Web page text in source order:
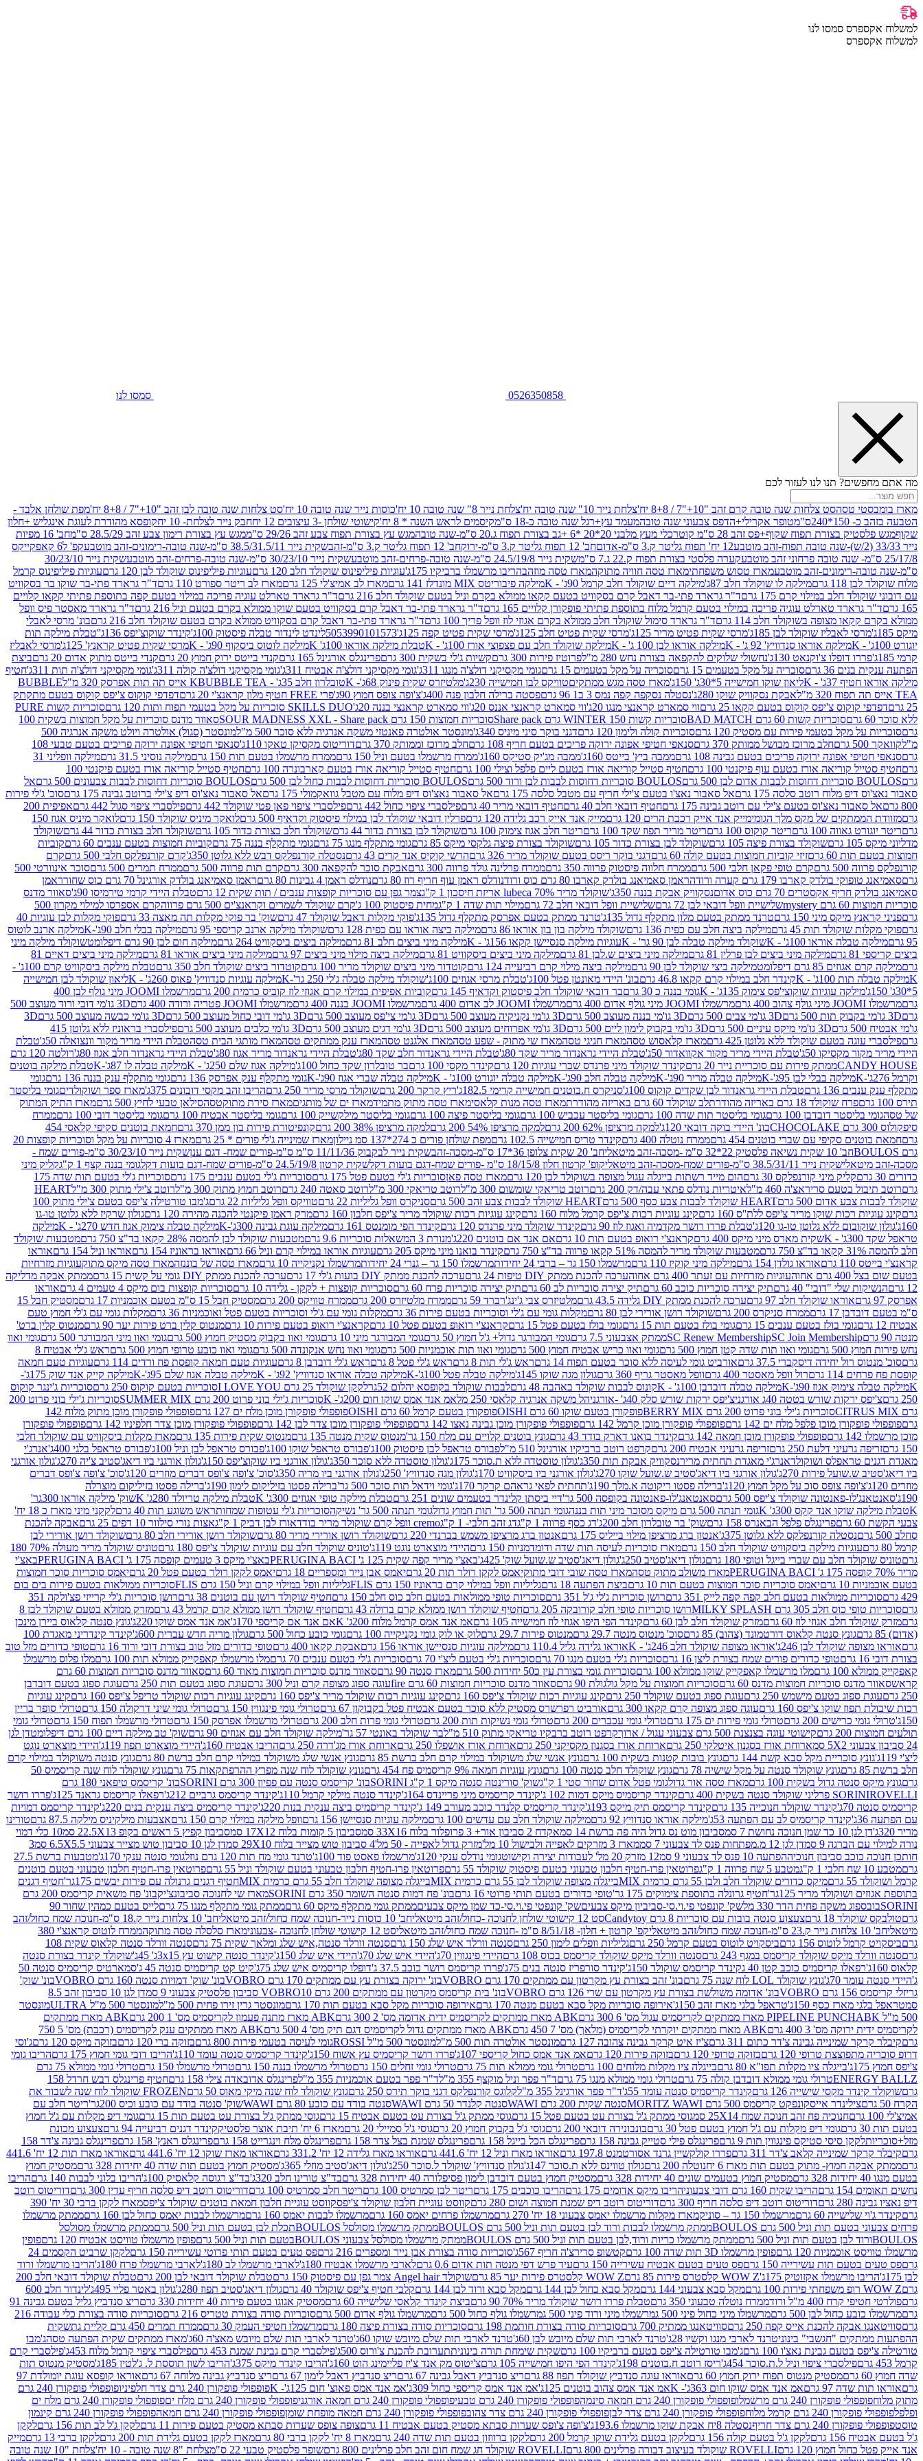
למשלוח אקספרס סמסו לנו
למשלוח אקספרס
0526350858 סמסו לנו
מה אתם מחפשים? תנו לנו לעזור לכם
מארז בומבסטי טסהסט צלחות שנה טובה קרם זהב "10+"7 / 8+8 יח' צלחת נייר 10" שנה טובה יח' צלחת נייר 8" שנה טובה 10 יח' כוסות נייר שנה טובה 10 יח' סט צלחות שנה טובה לבן זהב "10+"7 / 8+8 יח'
מפת שולחן אלבד -
הטבעה בזהב כ- 150*240ס"מ
טופר אקרילי+הדפס צבעוני שנה טובהמעמד עץ+רגל שנה טובה כ-18 ס"מ קיסמים לראש השנה * 8 יח' קישוטי שולחן -3 עיצובים 12 יח חבק נייר לצלחת- 10 יח
קופסא מהודרת לעוגת אינגליש +חלון
שקוףמגש פלסטיק בצורת תפוח שקוף+פס זהב 28 ס"מ קוטר כלי מעץ מלבני 20*20 *6 +גב בצורת תפוח ג.20 ס"מ-שנה טובה מגש עץ בצורת תפוח צבע זהב 29/26 ס"מ מגש עץ בצורת רימון צבע זהב 28.5/29 ס"מ
חב' 16 מפיות
נייר 33/33 (2/ש)-שנה טובה תפוח-זהב מוטבע
12 יח' תפוח גליטר ק.3 ס"מ-אדום חב' 12 תפוח גליטר ק.3 ס"מ-ירוק חב' 12 תפוח גליטר ק.3 ס"מ-זהב שקית נייר 38.5/31.5/11 ס"מ-שנה טובה-רימונים-זהב מוטבע
קפ' ל6 קאפקייקס
25/17/8 ס"מ- שנה טובה פרחוני זהב מוטבע
קערה פלסטי בצורת תפוח ק.22 ג.7 ס"מ שקית נייר 24.5/19/8 ס"מ-שנה טובה-פרחים-זהב מוטבע שקית נייר 30/23/10 ס"מ-שנה טובה-פרחים-זהב מוטבע
שקית נייר 30/23/10
ס"מ-שנה טובה-רימונים-זהב מוטבעמארז טסוש משפחתימארז טסה חוויה מתוקהמארז טסה מוזהבהריבו מרשמלו ברביקיו 175ג' עוגיות פיליפינוס שוקולד חלב 120 גרם עוגיות פיליפינוס שוקולד לבן 120 גרם
עוגיות פיליפינוס קרמל
מלוח שוקולד לבן 118 גרם
מילקה לו שוקולד חלב 87ג' מילקה דיים שוקולד חלב קרמל 90ג' - K מילקה פיבוריטס MIX מונדלז 141 גרם מארז לב אמיצ'לי 125 גרם מארז לב ריטר ספורט 110 גרם
ד"ר גרארד פתי-בר שוקו בר בסקוויט
עם דובוני שוקולד חלב במילוי קרם 175 גרם
ד"ר גרארד פתי-בר דאבל קרם בסקוויט בטעם קקאו ממולא בקרם וניל בטעם שוקולד חלב 216 גרם
ד"ר גרארד טארלט עוגיה פריכה במילוי בטעם קפה בתוספת פתיתי קקאו קלויים
165 גרם
ד"ר גרארד טארלט עוגיה פריכה במילוי בטעם קרמל מלוח בתוספת פתיתי פופקורן קלויים 165 גרם ד"ר גרארד פתי-בר דאבל קרם בסקוויט בטעם שוקו ממולא בקרם בטעם וניל 216 גרם
ד"ר גרארד מאסטר פיס וופל
ממולא בקרם קקאו מצופה בשוקולד חלב 114 גרם
ד"ר גרארד סימול שוקולד חלב ממולא בקרם אגוזי לוז וופל פריך 100 גרם ד"ר גרארד פתי-בר דאבל קרם בסקוויט ממולא בקרם בטעם שוקולד חלב 216 גרם
בונ' מרסי לאבלי
מיקס 185ג'
מרסי לאבליז שוקולד לבן 185ג' מרסי שקית פטיט מריר 125ג' מרסי שקית פטיט חלב 125ג' מרסי שקית פטיט קפה 125ג' 5053990101573לינדט לינדור טבלה פיסטוק 100ג' קינדר שוקוצ'יפס 136ג'
'טבלת מילקה תות
יוגורט 100ג' - K
מילקה אוראו סנדוויץ' 92 ג' - K מילקה אוראו לבן 100 ג' - K מילקה שוקולד חלב עם פצפוצי אורז 100ג' - K טבלת מילקה אוראו 100ג' K מילקה לוטוס ביסקוף 90ג' - K מרסי שקית פטיט קראנץ' 125ג'
מרסי לאבליז
קרמי 185ג'
פררו דופלו צ'וקנאט 130ג' נחשולי שלוקים להקפאה בצורת נחש 280 מ"ל פרוטיז פירות 300 גרם קשיות ג'לי בשקית 300 גרם פרינגלס אורגינל 165 גרם קנדי בייטס ירוק חמוץ 20 גרם קנדי בייטס מתוק אדום 20 גרם
ביצת
הפתעה ענקית בנים 36 גרם
סוכריה על מקל בטעמים 15 גרם סוכריה על מקל בטעמים 15 גרם גומי מקסיקני דולצ'ה מנגו 311ג' גומי מקסיקני דולצ'ה אבטיח 311ג' גומי מקסיקני דולצ'ה קולה 311ג' גומי מקסיקני דולצ'ה תות 311ג'
חטיף
מילקה אוראו חטיף 37ג' - K
ליאון שוקו חמישייה 5*30ג' 150ג' מארז טסה מגש ממתקיםטוויקס לבן חמישייה 230ג' מלטיזרס שקית פינוק 68ג'- K טובלרון חלב 35ג' - K BUBBLE TEA אייס תה תות אפרסק 320 מ"ל
BUBBLE
TEA אייס תה תפוח 320 מ"ל
אבקת נסקוויק שוקו 280ג' נסטלה נסקפה קפה נמס 3 ב1 96 גרם פסטה ברילה חלבון פנה 400ג' צ'ופה צופס חמוץ 90ג' פרי FREE חטיף מלון קראנצ'י 20 גרם
דפדפי קוקוס צ'יפס קוקוס בטעם מתקתק
25 גרם
דפדפי קוקוס צ'יפס קוקוס בטעם קקאו 25 גרם ווי סמארט קראנצי מנגו 20ג' ווי סמארט קראנצי אננס 20ג' ווי סמארט קראנצי בננה 20ג' SKILLS DUO סוכריות על מקל בטעמי תפוח ותות 120 גרם
סוכריות קשות PURE
ללא סוכר 60 גרם
סוכריות קשות 60 גרם BAD MATCH סוכריות קשות WINTER 150 גרם Share pack סוכריות חמוצות 150 גרם SOUR MADNESS XXL - Share pack
סאוור מדנס סוכריות על מקל חמוצות בשקית 100
גרםסוכריות על מקל בטעמי פירות עם מסטיק 120 גרם סוכריות קולה ולימון 120 גרם דגני בוקר סיני מיניס 340ג' מונסטר אולטרה פאנטזי משקה אנרגיה ללא סוכר 500 מ"ל
מונסטר (סגול) אולטרה ויולט משקה אנרגיה 500
מ"לקוואקר 500 גרם חלב מרוכז מבושל ממותק 370 גרם סנאפי חטיפי אפונה ירוקה פריכים בטעם חריף 108 גרם חלב מרוכז וממותק 370 גרם דוריטוס מקסיקן טאקו 110ג'
סנאפי חטיפי אפונה ירוקה פריכים בטעם טבעי 108
גרםסנאפי חטיפי אפונה ירוקה פריכים בטעם גבינה 108 גרם ממבה ביץ' בייטס 160ג' ממבה מג'יק סטיקס 160ג' ממרח מרשמלו בטעם וניל 150 גרם ממרח מרשמלו בטעם תות 150 גרם מילקה נוסיני 31.5 גרם
מילקה וופליני 31
גרםחטיף סטייל קוריאה אורז בטעם עוף פיקנטי 100 גרם חטיף סטייל קוריאה אורז בטעם ליים פלפל וצילי 100 גרם חטיף סטייל קוריאה אורז בטעם קארבונרה 100 גרם
חטיף סטייל קוריאה אורז בטעם פיקנטי 100
גרםBOULOS סוכריות דחוסות לבבות אדום לבן 500 גרם BOULOS סוכריות דחוסות לבבות לבן ורוד 500 גרם BOULOS סוכריות דחוסות לבבות כחול לבן 500 גרם BOULOS סוכריות דחוסות לבבות צבעונים 500 גרם
אל
סאבור נאצ'וס דיפ מלוח רוטב סלסה 175 גרם
אל סאבור נאצ'ו בטעם צ'ילי חריף עם מטבל סלסה 175 גרם אל סאבור נאצ'וס דיפ מלוח עם מטבל גוואקמולי 175 גרם אל סאבור נאצ'וס דיפ צ'ילי ברוטב גבינה 175 גרם
סוכ' ג'לי פירות
800 גרם
אל סאבור נאצ'וס בטעם צ'ילי עם רוטב גבינה 175 גרם חטיף דובאי חלב 40 גרם חטיף דובאי מריר 40 גרם פילסברי ציפוי כחול 442 גרם פילסברי ציפוי פאן פטי שוקולד 442 גרם פילסברי ציפוי סגול 442 גרם
אפיפית 200
גרםמזוודת הממתקים של מקס מלך הגומימייק אנד אייק רכבת הרים 120 גרם מייק אנד אייק רכב גלידה 120 גרם פרלין דובאי שוקולד לבן במילוי פיסטוק וקדאיף 500 גרם לואקר מיניס שוקולד 150 גרם
לואקר מיניס אגוז 150
גרםריטר יוגורט גאווה 100 גרם ריטר קוקוס 100 גרם ריטר מריר תפוז שקד 100 גרם ריטר חלב אגוז צימוק 100 גרם שוקולד לבן בצורת כדור 44 גרם שוקולד חלב בצורת כדור 105 גרם שוקולד חלב בצורת כדור 44 גרם
שוקולד
מדליוני מיקס 105 גרם
שוקולד בצורת פיצה 105 גרם שוקולד לבן בצורת כדור 105 גרם שוקולד בצורת פיצה גלקסי מיקס 85 גרם גומי מתקלף מנגו 75 גרם גומי מתקלף בננה 75 גרם קוביות חמוצות בטעם ענבים 60 גרם
קוביות
חמוצות בטעם תות 60 גרם
זיזי קוביות חמוצות בטעם קולה 60 גרם דגני בוקר ריסס בטעם שוקולד מריר 326 גרם הרשי קוקיס אנד קרים 43 גרם נסטלה קורנפלקס דבש ללא גלוטן 350ג' קרם קורנפלקס חלבי 500 גרם
קרם
קורנפלקס פרווה 500 גרם
קרם טופי פקאן חלבי 500 גרם ממרח חלווה פיסטוק פרווה 350 גרם ממרח פרלינה גולד פרווה 300 גרם אבקת סוכר להקפאה 300 גרם קרם תות פרווה 500 גרם ממרח תמרים 500 גרם
סוכר אינוורטי 500
גרםסאמיאנג טופוקי בולדק קארבו 179 גרם קערה ורודה ראמן סאמיאנג בולדק קארבו 80 גרם כוס ורוד נודלס ראמן עוף חריף רוז 80 גרם נודלס ראמן 4 גבינות 80 גרם ראמן סאמיאנג בולדק אורגינל 70 גרם כוס שחור
ראמן
סאמיאנג בולדק חריף אקסטרים 70 גרם כוס אדום
נסקוויק אבקת בננה 350ג' שוקולד מריר 70% lubeca אריזת חיסכון 1 ק"ג צמר גפן עם סוכריות קופצות ענבים / תות שקית 12 גרם טבלת היידי קרמי טירמיסו 90ג'
סאוור מדנס
סוכריות חמוצות 60 גרם mystery
שלישיית וופל דובאי לבן 72 גרם שלישיית וופל דובאי חלב 72 גרם מילוי תות שדה 1 ק"ג מחית פיסטוק 100 ג' קרם שוקולד לשמרים וקראנצ'ים 500 גרם פרווה
קרם אספרסו למילוי מקרון 500
גרםפניני קראנץ מיקס מיני 150 גרם טרנד ממתק בטעם מלון מתקלף גדול 135ג' טרנד ממתק בטעם אפרסק מתקלף גדול 135ג' פוקי מקלות דאבל שוקולד 47 גרם שוק' בר פוקי מקלות תה מאצה 33 גרם
פוקי מקלות לבן עוגיות 40
גרםפוקי מקלות שוקולד תות 45 גרם מילקה ביצה חלב עם כפית 136 גרם שוקולד מילקה בון בון אוראו 86 גרם מילקה ביצה אוראו עם כפית 128 גרם שוקולד מילקה ארנב קריספי 95 גרם מילקה בבלי חלב 90ג'-K
מילקה ארנב לוטוס
95 גרם
מילקה טבלה אוראו 100ג' - K שוקולד מילקה טבלה לבן 90 גר' - K עוגיות מילקה סנסיישן קקאו 156ג' - K מילקה מיני ביצים חלב 81 גרם מילקה ביצים ביסקוויט 264 גרם מילקה חום לבן 90 גרם דיפלומט
שוקולד מילקה מיני
ביצים קריספי 81 גרם
מילקה מיני ביצים לבן פרלין 81 גרם מילקה מיני ביצים ש.לבן 81 גרם מילקה מיני ביצים ביסקוויט 81 גרם מילקה ביצה מילוי מיני ביצים 97 גרם מילקה מיני ביצים אוראו 81 גרם
מילקה מיני ביצים דאיים 81
גרםמילקה קרם אגוזים 85 גרם דיפלומט מילקה ביצי שוקולד לבן 90 גרם מילקה ביצה מילוי קרם רביעייה 124 גרם קוטדור מיני ביצים שוקולד מריר 100 גרם קוטדור ביצים שוקולד חלב 350 גרם
טבלת מילקה ביסקוויט קרם 100ג' -
Kמילקה טבלה תות 100ג' - K קינדר חלב במילוי קרם קקאו 46.8 גרם בונ' היידי מאונטן פטל 100ג' טבלת מרסי אגוזים 100ג' שוקולד מילקה טבלה ג'לי 250 גר'-K מילקה עוגיות סנדוויץ' פאוס 260ג' - K
ליאון שוקולד לבן חמישייה
5*30ג' 150ג'
מילקה עוגיות שוקוצי'פס צימוק 135ג' - K גומי בננה כ 30 גרם בר דובאי שוקולד חלב פיסטוק וקדאיף 145 גרם קוביות אפיפית במילוי קרם אגוזי לוז קוביס כרמית 200 גרם
מרשמלו JOOMI מיני גולף לבן 400
גרםמרשמלו JOOMI מיני גולף צהוב 400 גרם מרשמלו JOOMI מיני גולף אדום 400 גרם מרשמלו JOOMI לב אדום 400 גרם מרשמלו JOOMI בננה 400 גרם מרשמלו JOOMI פטריה ורודה 400 גרם
3D גו'מי דובי ורוד מעוצב 500
גרם3D גו'מי בקבוק תות 500 גרם 3D גו'מי צבים 500 גרם 3D גו'מי בננה מעוצב 500 גרם 3D גו'מי נקניקיה מעוצב 500 גרם 3D גו'מי צי'פס מעוצב 500 גרם 3D גו'מי דובי כחול מעוצב 500 גרם 3D גו'מי כבשה מעוצב 500 גרם
3D
גו'מי אבטיח 500 גרם
3D גו'מי מיקס עיניים 500 גרם 3D גו'מי בקבוק לימון ליים 500 גרם 3D גו'מי אפרוחים מעוצב 500 גרם 3D גו'מי דגים מעוצב 500 גרם 3D גו'מי כלבים מעוצב 500 גרם
פילסברי בראוניז ללא גלוטן 415
גרםפילסברי עוגה בטעם שוקולד ללא גלוטן 425 גרם מארז קלאסוש טסהמארז חגיגי טסהמארז שי מתוק - שפע טסהמארז אלגנט טסהמארז ענק ממתקים טסהמארז מותגי הבית טסהטבלת היידי מריר מקור וונצואלה 50ג'
טבלת
היידי מריר מקור מקסיקו 50ג'
טבלת היידי מריר מקור אקוואדור 50ג' טבלת היידי גראנדור מריר שקד 80ג' טבלת היידי גראנדור חלב שקד 80ג' טבלת היידי גראנדור מריר אגוז 80ג' טבלת היידי גראנדור חלב אגוז 80ג'
רולטה 120 גרם
CANDY HOUSEממתק פירות עם סוכריית נייר 20 גרם קינדר שוקולד מיני פרנדס שברי עוגיות 120 גרם קינדר מקסי 100 גרם בר טובלרון שקד כחול 100ג' מילקה אגוז שלם 250ג' - K מילקה טבלה לו 87ג'-K
טבלת מילקה בוטנים
וקרמל 276ג'-K
מילקה בבלי לבן 95ג'-K מילקה טבלה מריר 90ג'-K מילקה טבלה חלב 90ג'-K מילקה טבלה יוגורט 100ג' - K מילקה טבלה שברי אגוז 90ג'-K גומי מתקלף ענק אפרסק 136 גרם גומי מתקלף ענק בננה 136 גרם
גומי
מתקלף ענק ענבים 136 גרם
טבלת היידי גראנדור לבן שקדים קוקוס 100ג' סניקרס ח.בוטנים חמישייה קרימי 182.5ג' ריץ קרקר 200 גרם שוקולד מרסי מריר 250 גרם הריבו זהב מקסי דובונים 375ג' מארז ספר ושוקולדיםגומי בליסטר
תירס 100 גרם
פרח שוקולד 18 גרם באריזה מהודרת לב שוקולד 60 גרם באריזה מהודרת מארז טסה מנות קלאסימארז טסה מתוק מתמידמארז ים של מותגיםמארז סירת מתוקטסהסילאן טבעי לחיץ 500 גרם
מארז התיק המתוק
של טסהגומי בליסטר דובדבן 100 גרם גומי בליסטר תות שדה 100 גרם גומי בליסטר עכביש 100 גרם גומי בליסטר פיצה 100 גרם גומי בליסטר מילקשייק 100 גרם גומי בליסטר אבטיח 100 גרם גומי בליסטר דובי 100 גרם
ממרח
סיפקולוס 300 גרם CHOCOLAKE
בונ' היידי בוקה דובאי 120ג' למקה מרציפן 62% 200 גרם למקה מרציפן 54% 200 גרם למקה מרציפן 38% 200 גרם קונפיטורת פירות בון ממן 370 גרם
חמאת בוטנים סקיפי קלאסי 454
גרםחמאת בוטנים סקיפי עם שברי בוטנים 454 גרם ממרח נוטלה 400 גרם קינדר טריס חמישייה 102.5 גרם מפת שולחן פורים כ 274*137 סמ ניילון מארז שמינייה ג'לי פורים * 25 גרם
מארז 4 סוכריות על מקל וסוכריות קופצות 20
גרם BOULOS
חב' 10 שקית נשיאה פלסטיק 22*32 ס"מ -מסכה-זהב מיטאלי חב' 20 שקית צלופן 36*17 ס"מ-מסכה-זהב שקית נייר לבקבוק 11/11/36 ס"מ ס"מ-פורים שמח- דגם ענן
שקית נייר 30/23/10 ס"מ-פורים שמח -
מסכה-זהב מיטאלישקית נייר 38.5/31/11 ס"מ-פורים שמח-מסכה-זהב מיטאלי קופ' קרטון חלון 18/15/8 ס"מ -פורים שמח-דגם בועות דקל שקית קרטון 24.5/19/8 ס"מ-פורים שמח-דגם בועות דקל גומי בננה קצף 1 ק"ג
קליק מיני
כדורים 30 גרם
קליק מיני קורנפלקס 30 גרם הום מייד רשתות בייגלה עגול מצופה בשוקולד לבן 120 גרם מארז טסה פאןסוכריות ג'לי בטעם פטל 175 גרם סוכריות ג'לי בטעם ענבים 175 גרם
סוכריות ג'לי בטעם תות שדה 175
גרםרוטב תיבול בטעם סריראצ'ה 460 מ"ל איטריות נודלס פתאי עבה/דק 200 גרם רוטב טריאקי שומשום 300 מ"ל רוטב טריאקי 300 מ"ל רוטב סאטה 240 גרם רוטב חמוץ מתוק 300 מ"ל רוטב צ'ילי מתוק 300 מ"ל
HEART
שוקולד לבבות צבע אדום 500 גרם
HEART שוקולד לבבות צבע כסף 500 גרם HEART שוקולד לבבות צבע זהב 500 גרם סניקרס וופל גליליות 22 גרם טוויקס וופל גליליות 22 גרם
ג'מבו טורטילה צ'יפס בטעם צ'ילי מתוק 100
גרםקינג עוגיות רכות שוקו מריר צ'יפס ללת''ס 160 גרם קינג עוגיות רכות צ'יפס קרמל מלוח 160 גרם קינג עוגיות רכות שוקולד מריר צ'יפס חלבון 160 גרם מרק ראמן פיקנטי להכנה מהירה 120 גרם
גולון שרקיז ללא גלוטן טו-גו
160ג' גולון שוקובום ללא גלוטן טו-גו 120ג' טבלת פררו רושר מקדמיה ואגוז לוז 90 גרם קינדר שוקולד מיני פרנדס 120 גרם קינדר הפי מומנטס 161 גרם מילקה עוגת גבינה 300ג'-K מילקה טבלה צימוק אגוז חדש 270ג' - K
מילקה
טראפל שקד 300ג' - K
שקית מארס מיני מיקס 400 גרם קראנצ'י רואופ בטעם תות 10 גרם אם אנד אם בוטנים 220ג' מנורת 3 המשאלות סוכריות 9.6 גרם מטבעות שוקולד לבן להמסה 28% קקאו בד"צ 750 גרם
מטבעות שוקולד
חלב להמסה 31% קקאו בד"צ 750 גרם
מטבעות שוקולד מריר להמסה 51% קקאו פרווה בד"צ 750 גרם קינדר בואנו מיני מיקס 205 גרם עוגיות אוראו במילוי קרם וניל 66 גרם אוראו בראוניז 154 גרם אוראו וניל 154 גרם
אוראו
קראנצ'י בייטס 110 גרם
אוראו גולדן 154 גרם מילקה מיני קוקיז 110 גרם מרשמלו 150 גר – ברבי 24 יחידות מרשמלו 150 גר – גנרי 24 יחידות מרשמלו נקניקייה 10 גרם מארז טסה של בוננזהמארז טסה מיקס מתוקעוגיות מזרחיות
בטעם שום בצל 400 גרם אחוה
עוגיות מזרחיות עם זעתר 400 גרם אחוה ערכה להכנת ממתק DIY טיפות 24 גרם ערכה להכנת ממתק DIY בועות ג'לי 17 גרם ערכה להכנת ממתק DIY גומי על קשית 15 גרם
ממתק אבקה מדליקה
12 גרם
הנשיקות שלי "דובי" 40 גרם תיק יצירה סוכריות כוכב 60 גרם תיק יצירה סוכריות לב 60 גרם תיק יצירה סוכריות פרח 60 גרם סוכריות קופצות + לקקן - גלידה 10 גרם סוכריות קופצות בום מיקס 4 טעמים 4 גרם
אוראו
אפרסק 97 גרם
אוראו שוקולד חלב 97 גרם ערכה להכנת ממתק DIY גלידה 43.5 גרם מלטיזרס צבי ג'ינג'רברד 59 גרם ממרח מלטיזרס 200 גרם ממרח טוויקס 200 גרם מסטיק חבל 15 ס"מ בטעם אוכמניות 17 גרם
מסטיק חבל 15
ס"מ בטעם דובדבן 17 גרם
ממרח סניקרס 200 גרם שוקולד רושן אורירי לבן 80 גרם מקלות גומי עם ג'לי וסוכריות בטעם פירות 36 גרם מקלות גומי עם ג'לי וסוכריות בטעם פטל ואוכמניות 36 גרם
מקלות גומי עם ג'לי חמוץ טעם
אבטיח 12 גרם
גומי בולז בטעם ענבים 15 גרם גומי בולז בטעם תות 15 גרם גומי בולז בטעם פטל 15 גרם קראנצ'י רואופ בטעם פטל 10 גרם קראנצ'י רואופ בטעם פירות 10 גרם מנטוס קלין ברט פירות יער 90 גרם
מנטוס קלין ברט'
מנטה 90 גרם
SC Renew MembershipSC Join Membership ממתק אצבעוני 7.5 גרם גומי המבורגר גדול+ ג'ל חמוץ 50 גרם גומי המבורגר מיני 10 גרם גומי ואוו בקבוק מסטיק חמוץ 500 גרם גומי ואוו מיני המבורגר 500 גרם
גומי ואוו
נחש פירות חמוץ 500 גרם
גומי ואוו תות שדה קטן חמוץ 500 גרם גומי ואוו כריש אבטיח חמוץ 500 גרם גומי ואוו תות אוכמניות 500 גרם גומי ואוו נחש אנקונדה 500 גרם גומי ואוו כובע טרופי חמוץ 500 גרם
ראש ג'לי אבטיח 8
גרםסוכ' מנטוס רול יחידה דיסקברי 37.5 גרם אורביט גומי לעיסה ללא סוכר בטעם תפוח 14 גרם ראש ג'לי תות 8 גרם ראש ג'לי פטל 8 גרם ראש ג'לי דובדבן 8 גרם עוגיות טעם חמאה קופסת פח ורדים 114 גרם
עוגיות טעם חמאה
קופסת פח פרחים 114 גרם
רול וופל מאסטר 400 גרם וופל מאסטר גריף 360 גרם גולון מגה שוקו 145ג' מילקה טבלה פטל 100ג'-K מילקה טבלה אוראו סנדוויץ' 92ג' - K מילקה טבלה אגוז שלם 95ג'-K
מילקה קייק אנד שוק 175ג'-
Kמילקה טבלה צימוק אגוז 90ג'-K מילקה טבלה דובדבן 100ג' - K קונוס לבבות שוקולד באהבה 48 גרם לבבות שוקולד בקופסא יהלום 52גר לקקן שוקולד 25 גרם I LOVE YOU סוכריות בטעם קוקוס 250 גרם
סוכריות ג'ינגר קוקוס
250 גרם
צ'יפס ירקות שורש בטטה 40ג אורגני צ'יפס ירקות שורש סלק 40ג' -אורגני הל משקה אנרגיה קלאסי 250 מל אמ אנד אמס שוקו חום 200ג'- K סוכריות ג'ילי בוני פרוט 200 גרם SUMMER MIX
סוכריות ג'ילי בוני פרוט 200
גרם CITRUS MIX
סוכריות ג'ילי בוני פרוט 200 גרם BERRY MIX פופקורן בטעם שוקו 60 גרם OISHI פופקורן בטעם קרמל 60 גרם OISHI פופפולי פופקורן מוכן מלח ים 127 גרם
פופפולי פופקורן מוכן מתוק מלוח 142
גרםפופפולי פופקורן מוכן פלפל מלח ים 142 גרם פופפולי פופקורן מוכן קרמל 142 גרם פופפולי פופקורן מוכן גבינה נאצו 142 גרם פופפולי פופקורן מוכן צדר לבן 142 גרם פופפולי פופקורן מוכן צדר חלפיניו 142 גרם
פופפולי פופקורן
מוכן מרשמלו 142 גרם
פופפולי פופקורן מוכן חמאה 142 גרם קינדר בואנו דארק בודד 43 גרם גונץ בוטנים קלויים עם מלח 150 גר' מנטוס שקית מנטה 135 גרם מנטוס שקית פירות 135 גרם
מארז מקלות ביסקוויט עם שוקולד חלבי
150 גרם
זריפה גרעיני דלעת 250 גרם זריפה גרעיני אבטיח 200 גרם קרפט רוטב ברביקיו אורגינל 510 מ"ל פבורס טראפל לבן פיסטוק 100ג' פבורס טראפל שוקו 100ג' פבורס טראפל לבן וניל 100ג' פבורס טראפל בלגי 400ג'
אנרג'י
מאגדת דגנים טראפלס ושוקולדאנרג'י מאגדת תחתית מרירנסקוויק אבקת תות 350ג' גולון טוסטדה ללא ת.סוכר 175ג' גולון טוסטדה ללא סוכר 350ג' גולון אורגני ביו שוקוצ'יפס 150ג' גולון אורגני ביו דיאג'סטיב צ'יה 270ג'
גולון אורגני
ביו דיאג'סטיב ש.שועל פירות 270ג'
גולון אורגני ביו דיאג'סטיב ש.שועל שוקו 270ג' גולון אורגני ביו ביסקוויט 170ג' גולון מגה סנדוויץ' 250ג' גולון אורגני ביו מריה 350ג' סוכ' צ'ופה צ'ופס דברים מוזרים 120ג'
סוכ' צ'ופה צ'ופס דברים
מוזרים 120ג'
צ'ופה צופס סוכ על מקל חמוץ 120ג' ברילה פסטו ריקוטה א.מלך 190ג' תחתית לפאי גראהם קרקר 170ג' גומי וידאל תות סוכר 500 גר' ברילה פסטו בזיליקום לימון 190ג'
ברילה פסטו בזיליקום מוצרלה
190ג' סאנטאנג'לו-פאנטונה שוקולד צ'יפס 500 גרם סאנטאנג'לו-פאנטונה בקופסה 500 גר' דיי ביסתן קלינדר בטעמים שונים 251 גרם טבלת מילקה טופי אגוזים 300ג' K טבלת מילקה טריולד 280ג' K
שוק' מילקה אוראו 300גר'
Kטבלת מילקה שוקו אנד קקס 300ג' K גומי תנתה 500 גרם מיקס מסוכר מיני תות בננה גומי תנתה 500 גר' תות חמוץ גדול גומי תנתה 500 גר' נשיקה סוכריות ג'לי עטופות שמחותראש משוגע תות 40 גרם
לקקני מיני מארז כ 18 יח'
צבעי הקשת 60 גרם
פרינגלס פלפל הבאנרס 158 גרם שוק' בר טובלרון חלב 200ג' דג כסף פרווה 1 ק"ג דג זהב חלבי- 1 ק"ג cremo וופל קרם שוקולד מריר בודד אורז לבן דביק 1 ק"ג אצות נורי סילוור 10 דפים 25 גרם
אבקה להכנת
סחלב 500 גרם
נסטלה קורנפלקס ללא גלוטן 375ג' אנטון ברג מרציפן מילוי בייליס 175 גרם אנטון ברג מרציפן משמש בברנדי 220 גרם שוקולד רושן אורירי מריר 80 גרם שוקולד רושן אורירי חלב 80 גרם
שוקולד רושן אורירי לבן
קרמל 80 גרם
עוגיות מילקה ביסקוויט שוקולד חלב 150 גרם מארז סוכריות לעיסה תות שדה ודומדמניות 150 גרם היידי מוצארט נוגט 119ג' טוניס שוקולד חלב עם עוגיות שוקולד צ'יפס 180 גרם
טוניס שוקולד מריר מעולה 70% 180
גרםטוניס שוקולד חלב עם שברי בייגל וטופי 180 גרם גולון דיאג'סטיב 250ג' גולון דיאג'סטיב ש.שועל שוק' 425ג' באצ'י מריר קפה שקית 125 ג' PERUGINA BACI באצ'י מיקס 3 טעמים קופסה 175 ג' PERUGINA BACI
באצ'י
מריר 70% קופסה 175 ג' PERUGINA BACI
מארז משולב מתוק טסהמארז טסה שובי דובי מתוקיאמס לקקן רולר תות 20 גרם יאמס אבן נייר ומספריים 18 גרם יאמס לקקן רולר בטעם פטל 20 גרם
יאמס סוכריות סוכר חמוצות
בטעם אוכמניות 10 גרם
יאמס סוכריות סוכר חמוצות בטעם תות 10 גרם ביצת הפתעה 18 גרם גליליות וופל במילוי קרם בראוניז 150 גרם FLIS גליליות וופל במילוי קרם וניל 150 גרם FLIS
סוכריות ממולאות בטעם פירות בים בום
429 גרם
סוכריות ממולאות בטעם חלב קפה קפה לייק 351 גרם רושן סוכריות ג'לי ג'ל 351 גרם סוכריות טופי ממולאות בטעם חלב כוס חלב 150 גרם חטיף שוקולד רושן עם בוטנים 38 גרם
רושן סוכריות ג'לי קרייזי פצ'ולקה 351
גרםסוכריות טופי כוס חלב 305 גרם MILKY SPLASH רושו סוכריות טופי חלב קורובקה 205 גרם חטיף שוקולד רושן ממולא קרם ברולה 43 גרם חטיף שוקולד רושן ממולא קרם קרמל 43 גרם
מזרק ממולא בטעם שוקולד לבן 8
גרםמזרק שוקולד חלב אגוזי לוז 60 גרם מזרק שוקולד חלב לבן 60 גרם קינדר הפי היפו אגוזי לוז חמישייה 105 גרם אמ אנד אמס קרמל מלוח 200ג' K אם אנד אם קריספי 170ג' אמ אנד אמס שוקו 220ג'
גונץ סנטה קלאוס ביירן מינכן
(אדום) 85 גרם
גונץ סנטה קלאוס דורטמונד (צהוב) 85 גרם סוכ' מנטוס מנטה 29.7 גרם מנטוס פירות 29.7 גרם לוק או לוק גומי נקניקייה 100 גרם גומי כובע כחול 500 גרם גולון מריה חדש עברית 600ג'
קינדר קינדריני מאגדת 100
גרםאוראו מצופה שוקולד לבן 246ג' אוראו מצופה שוקולד חלב 246ג' - K אוראו גלידה גליל 110.4 גרם מילקה עוגיות סנסיישן אוראו 156 גרם אבקת קקאו 400 גרם טופי כדורים מזל טוב בצורת דובי ורוד 16 גרם
טופי כדורים מזל טוב
בצורת דובי 16 גרם
טופי כדורים פורים שמח בצורת ליצן 16 גרם סוכריות ג'לי בטעם מנגו 70 גרם סוכריות ג'לי בטעם ליצ'י 70 גרם סוכריות ג'לי בטעם ענבים 70 גרם מלו מרשמלו קאפקייק ממולא תות 100 גרם
מלו פלוס מרשמלו
קאפקייק ממולא 100 גרם
מלו מרשמלו קאפקייק שוקו ממולא 100 גרם סוכריות גומי בצורת עין כ50 יחידות 500 גרם מארז סנטה 90 גרם סאוור מדנס סוכריות חמוצות מאוד 60 גרם
סאוור מדנס סוכריות חמוצות 60 גרם
קראשסאוור מדנס סוכריות חמוצות מדנס 60 גרם סוכריות חמוצות על מקל גולגולת 90 גרם סאוור מדנס סוכריות חמוצות 60 גרם fire עוגה ספוג מצופה קרם וניל 300 גרם עוגת ספוג בטעם תות 250 גרם
עוגת ספוג בטעם דובדבן
250 גרם
עוגת ספוג בטעם מישמש 250 גרם עוגת ספוג בטעם שוקולד 250 גרם קינג עוגיות רכות שוקולד צ'יפס 160 גרם קינג עוגיות רכות שוקולד מריר צ'יפס 160 גרם קינג עוגיות רכות שוקולד טריפל צ'יפס 160 גרם
קינג עוגיות
רכות שיבולת תפוז שוקו צ'יפס 160 גרם
עוגה ספוג מצופה קרם קקאו 300 גרם אורביט רפרשרס מסטיק ללא סוכר בטעם אבטיח פטל בקבוקון 67 גרם טרולי גומי פינגווין 150 גרם טרולי גומי שיני דרקולה 150 גרם
טרולי סופר בריין
150ג' טרולי גומי כרישים 200 גרם טרולי גומי פירות ים 175 גרם טרולי גומי עכברים 200 גרם טרולי גומי נשיקות תות 200 גרם טרולי גומי פרות חלב 200 גרם טרולי מרשמלו אפרסק 150 גרם טרולי מרשמלו תפוח 150 גרם
טרולי גומי
תולעים חמוצות 200 גרם
קישוטי עוגה בצנצנת 500 גרם צבעוני עגול / ארוך קרפט רוטב ברבקיו טריאקי מתוק 510 מ"ל בר שוקולד באונטי 57 גר' מילקה שוקולד חלב עם אגוזים 90 גרם שוק' טב מילקה דיים 100 גרם דיפלומט
דן לגן
24 סביבון צבעוני 5X2 סמ
ארוחת אורז בסגנון איטלקי 250 גרם ארוחת אורז בסגנון מקסיקני 250 גרם ארוחת אורז אושפלו 250 גרם ארוחת אורז מג'דרה 250 גרם הריבו אבטיח 160ג' היידי מוצארט תפוז 119ג'
היידי מוצארט נוגט
ליצ'י 119ג'
גונץ סוכריית מקל סבא קשת 144 גרם גונץ בובות קטנות בשקית 100 גרם גונץ אנשי שלג משוקולד במילוי קרם חלב ברשת 85 גרם גונץ אנשי שלג משוקולד במילוי קרם חלב ברשת 80 גרם
גונץ סנטה משוקולד במילוי קרם
חלב ברשת 85 גרם
גונץ שוקולד סנטה על מקל שישיה 78 גרם גונץ שוקולד חלב סנטה 100 גרם גונץ עוגיות חמאה 9% קריסמיס פח 454 גרם גונץ שוקולד לוח שנה מפרץ ההרפתקאות 75 גרם
גונץ שוקולד לוח שנה קריסמיס 50
גרםגונץ מיקס סנטה גדול בשקית 100 גרם מארז טסה אור גדולגומי פטל אדום שחור סטי 1 ק"ג שוק' סורינטה סנטה מיקס 1 ק"ג SORINI בונ' קריסמס סנטה עם פפיון 300 גרם SORINI
בונ' קריסמס טיפאני 180 גרם
SORINIROVELLI פרליני שוקולד סנטה בשקית 400 גרם קינדר קריסמיס מיקס דמות 102 ג' קינדר קריסמיס מיני פריינדס 164ג' קינדר סנטה מילקי קרמל 110ג' קינדר קריסמס גרביים 212ג' רפאלו קריסמס גראנד 125ג'
פררו רושר
קריסמיס סנטה 70ג'
קינדר שוקולד חנוכייה 135 גרם קינדר קריסמס תיק מיקס 193ג' קינדר קריסמיס קלנדר כוכב מעורב 149 ג' קינדר קריסמיס ביצה ענקית בנות 220ג' קינדר קריסמיס ביצה ענקית בנים 220ג'
קינדר קריסמס דמויות
עם הפתעה 36ג'
קינדר קריסמיס לב עם הפתעה 53ג' מילקה אוראו סנדוויץ 92 גרם מילקה שוקולד חלב עם עדשים 100 גרם מילקה עוגיות סנסיישן 156 גרם וופל מילקה במילוי קרם 150 גרם אצבעות מילקיניס מילקה 87.5 גרם
טורינו
מריר 320ג'
דן לגן 10 כד שמן חנוכה נחושת 7 סמ סביבון מוט נס גדול היה פה ברשת 14 סמ אקדח 2 סביבון אור+ 3 פרופלור בלוח 33X16 סמ סביבון 5 קומות בלוח 17X12 סמ סביבון קפיץ 5 ראשים בקופ 22.5X13 סמ
10 כלי דמוי
נורה למילוי עם הברגה 9 סמ
דן לגן 12 מ.מפתחות פנס לד צבעוני 7 סמ מארז 3 מזרקים לאפייה ולבישול 10 מל' מזרק גדול לאפייה - 50 מל' 4 סביבון טוש מצייר בלוח 29X10 סמ דן לגן 10 סביבון טוש מצייר צבעוני 6.5X5.5 סמ
3
חותכן חנוכה כוכב סביבון חנוכיההפתעה 10 פנס לד צבעוני 9 סמ 12 מזרק 20 מל' לעבודות יצירה וקישוט גומי נודלס ענקי 120ג' מרשמלו פאסט פוד 100ג' טרנד גומי מח תות 120 גרם נוזל גומי סנטה ענקי 170ג'
מטבעות ברשת 27.5
גרםמטבע 10 שח חלבי 1 ק"ג מטבע 5 שח פרווה 1 ק"ג פרוטאין פרו-חטיף חלבון טבעוני בטעם פיסטוק שוקולד 55 גרם פרוטאין פרו-חטיף חלבון טבעוני בטעם שוקולד וניל 55 גרם
פרוטאין פרו-חטיף חלבון טבעוני בטעם בוטנים
קרמל ושוקולד 55 גרם
מיקס כדורים שוקולד חלב ולבן 55 גרם כרמית MIX בייגלה מצופה שוקולד לבן 55 גרם כרמית MIX בייגלה מצופה שוקולד חלב 55 גרם כרמית MIX חטיף דגנים גרנולה עם פירות יבשים 175גר'
חטיף דגנים
בתוספת אגוזים ושוקולד מריר 125גר'
חטיף גרונלה בתוספת צימוקים 175 גר' טופי כדורים בטעם תותי פרוטי 16 גרם בונ' פח דמות סנטה השומר 350 גרם SORINI מארז שי לחנוכה סביבונצ'יק
בונ' פח משאית קריסמס 200 גרם
SORINIבובספוג משקה פחית הדר 330 מל שק' קונפטי פי.וי.סי-סביביון מיקס צבעיםשק' קונפטי פי.וי.סי-כד שמן מיקס צבעיםממתק גומי מתקלף מיקס 60 גרם ממתק גומי מתקלף מנגו 75 גרם
לייס בטעם כמהין שחור 90
גרםטולבקס שוקולד 18 גרם צעצוע סנטה בובות עם סוכריות 8 גרם Candytoy סט 12 קישוטי שולחן לחנוכה -כחול/זהב מיטאלי חב' 10 כוסות נייר-חנוכה שמח כחול/זהב מיטאלי
חב' 10 צלחות נייר ק.18 ס"מ-חנוכה שמח כחול/זהב
מיטאליחב' 10 צלחות נייר ק.23 ס"מ-חנוכה שמח כחול/זהב מיטאלי קפ' קרטון + חלון- 8/51/18 ס"מ -חנוכה שמח כחול/זהב מיטאלי סט 12 קישוטי שולחן לחנוכה -צבעוני מארז סלסלה טסה מתוקה
ממרח לוטוס קראנצ'י 380
גרםביסקויט קרמל לוטוס 156 גרם ביסקויט לוטוס בטעם קרמל 250 גרם גליליות וופלים לימון 250 גרם סנטה וורלד איש שלג 150 גרם סנטה וורלד סנטה,איש שלג ומלאך שקית 75 גרם
סנטה וורלד סנטה קלאוס שקית 108
גרםסנטה וורלד מיקס שוקולד קריסמס במגף 243 גרם סנטה וורלד מיקס שוקולד קריסמס בכוס 108 גרם היידי פינגווין 70ג' היידי איש שלג 70ג' היידי איש שלג 150ג' קינדר סנטה קישוט עץ 3x15ג' 45ג'
שוקולד קינדר בצורת סנטה
קלאוס 160ג'
רפאלו קריסמיס כוכב קטן 40 ג קינדר קריסמס שוקולד 150ג' קינדר סורפריז סנטה בנים 75ג' פררו קריסמס רושר כוכב 37.5 ג' דופלו קריסמיס איש שלג 75ג' קיט קט קריסמיס סנטה 45 ג'
סמארטיס קריסמיס סנטה 50
ג'היידי סנטה עומד 70ג' גונץ שוקולד LOL לוח שנה 75 גרם בונ' זהב בצורת עץ מקרטון עם ממתקים 170 גרם VOBRO בונ' ירוקה בצורת עץ עם ממתקים 170 גרם VOBRO בונ' שוק' דמויות סנטה 160 גרם VOBRO
בונ' שוק'
גריזלי קריסמס 156 גרם VOBRO
בונ' אדומה משולשת בצורת עץ מקרטון עם שרי 126 גרם VOBRO בונ' בית קריסמס מקרטון עם ממתקים 200 גרם VOBRO 10 סביבון פלסטיק צבעוני 9 סמ
דן לגן 10 סביבון זהב 8.5
סמטראפל בלגי מארז כסף 150ג' טראפל בלגי מארז זהב 150ג' אירופה סוכריות מקל סבא בטעם מנטה 170 גרם אירופה סוכריות מקל סבא בטעם תות 170 גרם מונסטר גרין זירו פחית 500 מ"ל מונסטר 500 מ"ל ULTRA
מונסטר
500 מ"ל PIPELINE PUNCH
ABK מארז ממתקים לקריסמיס עגול מס' 6 300 גרם ABK מארז ממתקים לקריסמיס ידית אדומה מס' 2 300 גרם ABK מארז מתנה פעמון לקריסמיס מס' 1 200 גרם
ABK מארז ממתקים
לקריסמיס ידית ירוקה מס' 3 400 גרם
ABK מארז ממתקים יוקרתי לקריסמיס (מלאך) מס' 7 450 גרם ABK מארז ממתקים גדול לקריסמיס דגם תיק מס' 4 500 גרם
ABK מארז ממתקים ענק לקריסמיס (רכבת) מס' 5 750
גרםקיבלר קרקר שמינייה גבינה צ'דר כתום 311 גרם צ'יז איט קרקר גבינה צהובה 127 גרם מונסטר אולטרה תות 500 מ"ל מונסטר 500 מ"ל ROSSI גומי לעיסה בטעמי פירות 800 גרם בזוקה ברי 120 גרם בזוקה מיקס 120 גרם
ג'וסי
דרופ סוכריה מתפוצצת טרופי 120 גרם
בזוקה טרופי 120 גרם בזוקה פירות 120 גרם אמ אנד אמס כחול קריספי 107ג' פררו רושר קריסמיס עץ אשוח 150ג' קינדר קריסמיס סנטה עומד 110ג' הריבו דובי גומי חמוץ 175 גרם
הריבו גומי
צ'יפס חמוץ 175ג'
בייגלה ציו מקלות תפו"א 80 גרם בייגלה ציו מקלות מלוחים 100 גרם טרולי גומי ממולא תות 75 גרם טרולי גומי זחלים 150 גרם טרולי מרשמלו בננה 150 גרם טרולי מרשמלו 150 גרם
טרולי גומי ממולא 75 גרם
ENERGY BALLZטרולי גומי ממולא דובדבן קולה 75 גרם טרולי גומי ממולא מנגו 75 גרם ד"ר פפר וניל מוקצף 355 מ"ל ד"ר פפר בטעם אוכמניות 355 מ"ל פרינגלס אדובאדה צילי 158 גרם
חטיף פרינגלס דבש חרדל 158
גרםשוקולד קינדר מקסי שישייה 126 גרם קינדר קריסמיס סנטה עומד 55ג' ד"ר פפר אורגינל 355 מ"ל קלוגס קורנפלקס דגני בוקר תירס 250 גרם גונץ שוקולד לוח שנה מיקי מאוס 50 גרם
FROZEN שוקולד לוח שנה לשבור את
הקרח 50 גרם
צילינדר אייסקונפקט קריסמס 500 גרם MORITZ WAWI סנטה שקית 200 גרם WAWI סנטה קלנדר 50 גרם WAWI סנטה בודד עם כובע 80 גרם WAWI שוק' סנטה בודד עם כובע וכיס 200גר'
ריטר חלב עם
אמיצ'לי 100 גרם
חנוכיה פח זהב חנוכה שמח 25X14 סמ גוסי ממתק ג'ל בצורת עט בטעם פטל 15 גרם גוסי ממתק ג'ל בצורת עט בטעם אבטיח 15 גרם גוסי ממתק ג'ל בצורת עט בטעם תות 15 גרם
גומי דיפ מקלות עם ג'ל חמוץ
בטעם תות 30 גרם
גומי דיפ מקלות עם ג'ל חמוץ בטעם פטל 30 גרם בונבונירה דובאי 200 גרם גוסי ג'ל בקבוק חמוץ 20 גרם גוסי ג'ל סמיילי 20 גרם מארז 6 יח' תיבת אוצר פלסטיק קינדר דגנים רביעייה 94 גרם
צעצוע מכונת
מזל+סוכריותלקקן סיסי סטיקס פינגווין תות 9 גרם פרינגלס פילי סטייק גבינה 158 גרם פרינגלס הכל בייגל 158 גרם פרינגלס שמנת בצל צדר 158 גרם פרינגלס מלח וינגרייט 158 גרם פרינגלס ראנץ' 158 גרם
פרינגלס גבינה צ'דר 158
גרםקיבלר קרקר שמינייה קלאב צ'דר 311 גרם פררו קולקשיין גרנד אסורטמנט 197.8 גרם אוראו מארז וניל 12 יח' 441.6 גרם אוראו מארז גלידה 12 יח' 331.2 גרם אוראו מארז שוקו 12 יח' 441.6 גרם
אוראו מארז תות 12 יח' 441.6
גרםממתק אבקה חמוץ- מתוק בטעם תות מארז 6 יח נוטלה 200 גרם גולון טווינס ללא ת.סוכר 147ג' גולון סנדוויץ' שוקולד ל.סוכר 250ג' גולון דיאג'סטיב מוזלי 365ג' מסטיק חמוץ בטעם תות שדה 40 יחידות 328 גרם
מסטיק חמוץ
בטעם מנגו 40 יחידות 328 גרם
מסטיק חמוץ בטעמים שונים 40 יחידות 328 גרם מסטיק חמוץ בטעם דובדבן לימון פסיפלורה 40 יחידות 328 גרם בד"צ טורינו חלב 320ג' בד"צ רגוסה קלאסיק 100ג' הריבו בלוני לבבות 140 גרם
הריבו
נחשים תאומים 154 גרם
הריבו שקית 160 גרם דובי צבעוני הריבו מיקס אדומים 175 גרם הריבו כוכבים 175 גרם ריטר לבן סמרטיס 100 גרם ריטר חלב סמרטיס 100 גרם דוריטוס רוטב דיפ סלסה חריף עדין 300 גרם
דוריטוס רוטב
דיפ נאציו גבינה 280 גרם
דוריטוס רוטב דיפ סלסה חריף 300 גרם דוריטוס רוטב דיפ שמנת חמוצה ושום 280 גרם קווסט עוגיית חלבון שוקולד צ'יפסקווסט עוגיית חלבון חמאת בוטנים שוקולד צ'יפס
מארז לקקן ברבי 30 יח' 390
גרםקינדר ג'וי שלישייה 60 גרם מרשמלו 150 גר – סוניק מארז מקלות מרשמלו יאמס צבעוני 18 יח' 270 גרם מרשמלו פרחים יאמס 160 גרם מרשמלו לבבות יאמס 160 גרם מרשמלו לבבות יאמס כחול לבן 160 גרם
ממתק מרשמלו
פרחים צבעוני בטעם תות וניל 500 גרם BOULOS
ממתק מרשמלו לבבות ורוד לבן בטעם תות וניל 500 גרם BOULOS ממתק מרשמלו מסולסל BOULOSתכלת לבן בטעם תות וניל 500 גרם
ממתק מרשמלו מסולסל
BOULOSורוד לבן בטעם תות וניל 500 גרם
ממתק מרשמלו כריות ורוד,לבן בטעם תות וניל 500 גרם BOULOS ממתק מרשמלו מסולסל צבעוני BOULOSבטעם תות וניל 500 גרם פופין מרשמלו טוויסט אבטיח 120 גרם
פופין
מרשמלו טוויסט אוכמניות 120 גרם
פופין מרשמלו 3D תות שדה 100 גרם קטשופ סרירצ'ה חריף 567ג' סוכריות סודה בצורת אבן נייר ומספרים 216 גרם פס טעים בטעם תותי פרוטי עשירייה 150 גרם
לקקן שרביט הקסמים 24
גרםפס טעים בטעם תות עשירייה 150 גרם פס טעים בטעם אבטיח עשירייה 150 גרם עיד פרש דפי מנטה תות אדום 0.6 גרם לארבי מרשמלו אבטיח 180ג' לארבי מרשמלו לב 180ג' לארבי מרשמלו פרח 180ג'
הריבו מרשמלו ורוד
לבן 175ג'
הריבו מרשמלו אקזוטיק 175ג' WOW Z קלסטרס פירות 85 גרם WOW Z קלסטרס פירות יער 85 גרם שוקולד Angel hair צמר גפן עם פיסטוק 150 גרם טבלת שוקולד דובאי לבן 200 גרם
טבלת שוקולד דובאי חלב 200
גרםWOW Z רופ משפחתי פירות 100 גרם מקל סבא צבעוני 144 גרם מקל סבא כחול לבן 144 גרם מקל סבא ורוד לבן 144 גרם קלבי חטיף צ'יפס שוקולד 40 גרם גולון דיאג'סטיב תפוז 280ג' גולון באטר פליי 495ג'
לינדור חלב 600
גרםפולרטי חטיפי קרח 400 מ"ל ורוד ממרח נוטלה טבעוני 350 גרם טבלת פררו רושר שוקולד מריר 70% 90 גרם ביצת קינדר קלאסי שלישייה 60 גרם מסטיק אגוגו בטעם פירות 40 יחידות 330 גרם
ריצ סנדביץ גליל בטעם גבינה 91
גרםמרשמלו כובע כחול לבן 500 גרם מרשמלו מיני כחול פיני 500 ג מרשמלו מיני ורוד פיני 500 ג מרשמלו גולף כחול 500 גרם מרשמלו גולף אדום 500 גרם סוכריות סודה בצורת טטריס 216 גרם
סוכריות סודה בצורת כלי עבודה 216
גרםסוויטאנגו אבקה להכנת אייס קפה 250 גרם סוויטאנגו ממתיק 700 גרם סוכריות סודה בצורת חותמת 198 גרם סוכריות סודה בצורת פיצה 180 גרם מרשמלו חטיפי העמק 30 גרם ממרח תמרים 450 גרם קליית גת
שקית
ההפתעות ממתקים "חגשבי" בינוניטרנד לארבי מנגו וקשיו 28ג' טרנד לארבי תות שלם מיובש לבן 60ג' טרנד לארבי תות שלם מיובש שוקו 60ג' טרנד לארבי תות שלם מיובש מאצ'ה 60ג' מארז ממתקים שקית הפתעה טסהג'מבו
טורטילה צ'יפס בטעם גבינת נאצ'ו 100 גרם
ג'מבו טורטילה צ'יפס בטעם ברביקיו 100 גרם שקית שימחת תורה בינוניתתערובת להכנת צ'ורוס 500ג' פילסברי קרם גבינת שמנת 453 גרם פילסברי ציפוי קרמל מלוח 453ג'
פילסברי קרם
קרמל 453 גרם
פילסברי ציפוי וניל ל.ת.סוכר 454ג' ריסז רוטב ח.בוטנים 198ג' קינדר הפי היפו חמישייה 105 גרם צ'יטוס מק אנד צ'יז פליימינג הוט 160ג' הריבו קינדר מיקס 375ג' הריבו לשון תוססת ל. ג'לטין 185ג'
מסטיק מנטוס תות
שדה חמוץ 60 גרם
מסטיק מנטוס תפוח ירוק חמוץ 60 גרם אוראו עוגה סנדביץ שוקולד תפוז 88 גרם ריצ סנדביץ דאבל גבינה 67 גרם ריצ סנדביץ דאבל לימון 67 גרם ריצ סנדביץ גבינה מלוחה 67 גרם
אוראו קופסא עוגת יומולדת 97
גרםאוראו תות שדה 97 גרם אמ אנד אמס שוקו חום 363ג'- K אמ אנד אמס צהוב בוטנים 125ג' אמ אנד אמס קריספי כחול 309ג' אמ אנד אמס פאוצ' חום 125ג'- K פופפולי פופקורן 240 גרם צדר חלפיניו
פופפולי פופקורן 240 גרם
מתוק מלוחפופפולי פופקורן 240 גרם מרשמלו פופפולי פופקורן 240 גרם חמאה סינמה פופפולי פופקורן 240 גרם טבעי פופפולי פופקורן 240 גרם חמאה אורגני פופפולי פופקורן 240 גרם מלח ים
פופפולי פופקורן 240 גרם מלח ים
ופלפלפופפולי פופקורן 240 גרם קרמל מלוח פופפולי פופקורן 240 גרם צדר לבן פופפולי פופקורן 240 גרם צדר צהוב פופפולי פופקורן 240 גרם חמאה מופחת שומן פופפולי פופקורן 240 גרם חמאה
פופפולי פופקורן 240 גרם קינמון
טוסטפופפולי פופקורן 240 גרם צדר חריף נסטלה 8יח אבקת שוקו מרשמלו 193.6ג' צ'ופה צ'ופס שערות סבתא מסטיק בטעם אבטיח 11 גרם צופה צופס שערות סבתא מסטיק בטעם פירות 11 גרם לקקן ג'ל לב תות 156 גרם
לקקן
ג'ל בטעם אבטיח 156 גרם
לקקן ג'ל בטעם קולה 156 גרם לקקן בטעם גלידת שוקו קרמל 200 גרם לקקן ברווזון בטעם תות שדה 240 גרם מארז 8 יח' לקקן ברבי 80 גרם מארז לקקן בטעם גלידת תות 200 גרם לקקן ברבי 13 גרם
מייק
אנד אייק פטל כחול חמוץ 120 גרם
ROVELLI שוקולד בעיצוב דבורה פרלינים 800 גרם ROVELLI שוקולד חג שמח חום זהב חלב פרלינים 800 גרם שופר פלסטיק טבעי 22 ס"מ צלחת "8 שנה טובה - 10 יח'
צלחת "10 שנה טובה